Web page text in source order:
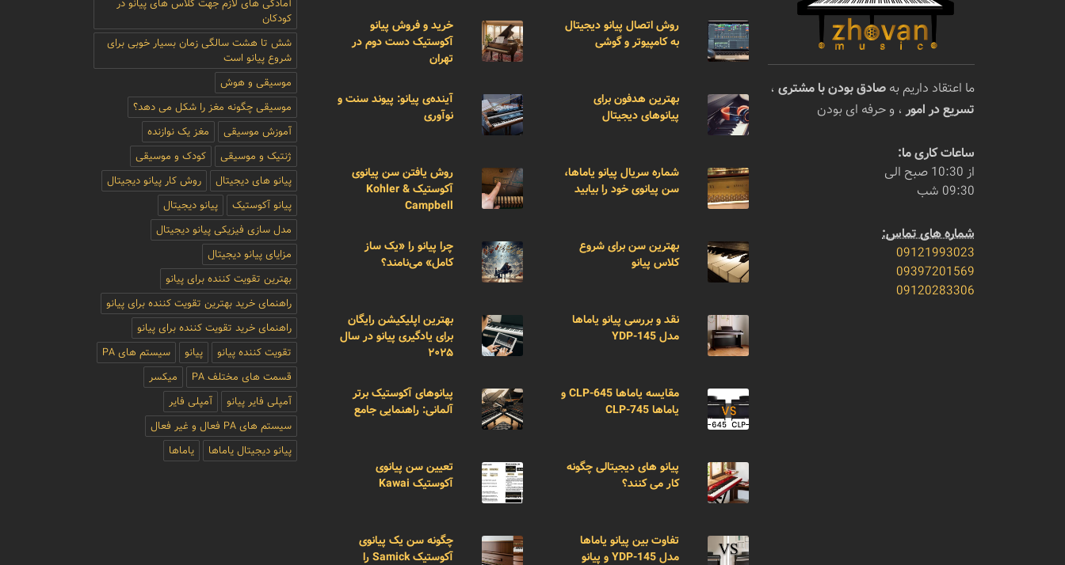
ما اعتقاد داریم به صادق بودن با مشتری ،
تسریع در امور ، و حرفه ای بودن
ساعات کاری ما:
از 10:30 صبح الی
09:30 شب
شماره های تماس:
09121993023
09397201569
09120283306
روش اتصال پیانو دیجیتال
به کامپیوتر و گوشی
بهترین هدفون برای
پیانوهای دیجیتال
شماره سریال پیانو یاماها،
سن پیانوی خود را بیابید
بهترین سن برای شروع
کلاس پیانو
نقد و بررسی پیانو یاماها
مدل YDP-145
مقایسه یاماها CLP-645 و
یاماها CLP-745
پیانو های دیجیتالی چگونه
کار می کنند؟
تفاوت بین پیانو یاماها
مدل YDP-145 و پیانو
خرید و فروش پیانو
آکوستیک دست دوم در
تهران
آینده‌ی پیانو: پیوند سنت و
نوآوری
روش یافتن سن پیانوی
آکوستیک Kohler &
Campbell
چرا پیانو را «یک ساز
کامل» می‌نامند؟
بهترین اپلیکیشن رایگان
برای یادگیری پیانو در سال
۲۰۲۵
پیانوهای آکوستیک برتر
آلمانی: راهنمایی جامع
تعیین سن پیانوی
آکوستیک Kawai
چگونه سن یک پیانوی
آکوستیک Samick را
کودکان
شش تا هشت سالگی زمان بسیار خوبی برای
شروع پیانو است
موسیقی و هوش
موسیقی چگونه مغز را شکل می دهد؟
آموزش موسیقی
مغز یک نوازنده
ژنتیک و موسیقی
کودک و موسیقی
پیانو های دیجیتال
روش کار پیانو دیجیتال
پیانو آکوستیک
پیانو دیجیتال
مدل سازی فیزیکی پیانو دیجیتال
مزایای پیانو دیجیتال
بهترین تقویت کننده برای پیانو
راهنمای خرید بهترین تقویت کننده برای پیانو
راهنمای خرید تقویت کننده برای پیانو
تقویت کننده پیانو
پیانو
سیستم های PA
قسمت های مختلف PA
میکسر
آمپلی فایر پیانو
آمپلی فایر
سیستم های PA فعال و غیر فعال
پیانو دیجیتال یاماها
یاماها